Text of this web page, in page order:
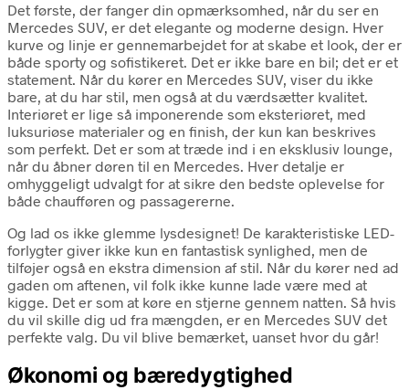
Det første, der fanger din opmærksomhed, når du ser en
Mercedes SUV, er det elegante og moderne design. Hver
kurve og linje er gennemarbejdet for at skabe et look, der er
både sporty og sofistikeret. Det er ikke bare en bil; det er et
statement. Når du kører en Mercedes SUV, viser du ikke
bare, at du har stil, men også at du værdsætter kvalitet.
Interiøret er lige så imponerende som eksteriøret, med
luksuriøse materialer og en finish, der kun kan beskrives
som perfekt. Det er som at træde ind i en eksklusiv lounge,
når du åbner døren til en Mercedes. Hver detalje er
omhyggeligt udvalgt for at sikre den bedste oplevelse for
både chaufføren og passagererne.
Og lad os ikke glemme lysdesignet! De karakteristiske LED-
forlygter giver ikke kun en fantastisk synlighed, men de
tilføjer også en ekstra dimension af stil. Når du kører ned ad
gaden om aftenen, vil folk ikke kunne lade være med at
kigge. Det er som at køre en stjerne gennem natten. Så hvis
du vil skille dig ud fra mængden, er en Mercedes SUV det
perfekte valg. Du vil blive bemærket, uanset hvor du går!
Økonomi og bæredygtighed